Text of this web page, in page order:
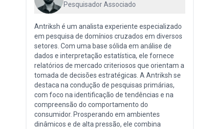
Pesquisador Associado
Antriksh é um analista experiente especializado
em pesquisa de domínios cruzados em diversos
setores. Com uma base sólida em análise de
dados e interpretação estatística, ele fornece
relatórios de mercado criteriosos que orientam a
tomada de decisões estratégicas. A Antriksh se
destaca na condução de pesquisas primárias,
com foco na identificação de tendências e na
compreensão do comportamento do
consumidor. Prosperando em ambientes
dinâmicos e de alta pressão, ele combina